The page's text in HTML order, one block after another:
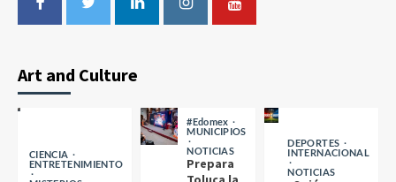
Art and Culture
CIENCIA
ENTRETENIMIENTO
#Edomex
MUNICIPIOS
NOTICIAS
Prepara
DEPORTES
INTERNACIONAL
NOTICIAS